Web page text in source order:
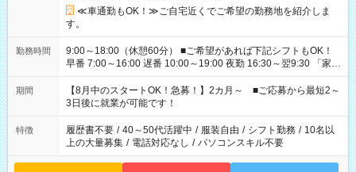
≪車通勤もOK！≫ご自宅近くでご希望の勤務地を紹介しま
す。
勤務時間
9:00～18:00（休憩60分） ■ご希望があれば下記シフトもOK！
早番 7:00～16:00 遅番 10:00～19:00 夜勤 16:30～翌9:30 「家族
と休みを合わせたい」 「余裕を持って夕飯の準備がしたい」
「できれば残業はしたくない」 など、ご希望を教えてください
ね。 ※Wワーク希望の方へ 今ご覧のお仕事で希望する勤務時間
と、もう1つのお仕事の勤務時間。 合計で週40時間を超える場
合は応募できません。
期間
【8月中のスタートOK！急募！】2カ月～ ■ご応募から最短2～
3日後に就業が可能です！
特徴 履歴書不要 / 40～50代活躍中 / 服装自由 / シフト勤務 / 10名以
上の大量募集 / 電話対応なし / パソコンスキル不要